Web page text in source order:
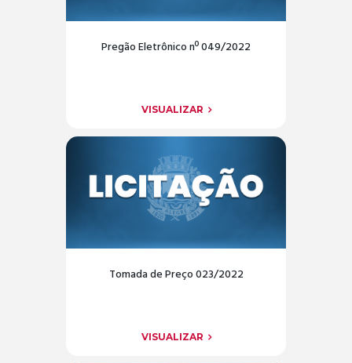
Pregão Eletrônico nº 049/2022
VISUALIZAR
Tomada de Preço 023/2022
VISUALIZAR